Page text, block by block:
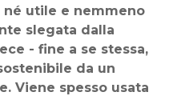
né utile e nemmeno
slegata dalla
- fine a se stessa,
da un
Viene spesso usata